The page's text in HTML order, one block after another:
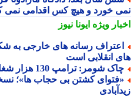
خورد و هیچ کس اقدامی نمی
ویژهایونا نیوز
رسانه های خارجی به
انقلابی است
شومر: ترامپ 130 هزار شغل را از بین برد
کشتن بی حجاب ها»؛ نسخه